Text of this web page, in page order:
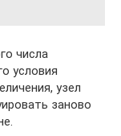
числа
условия
узел
заново